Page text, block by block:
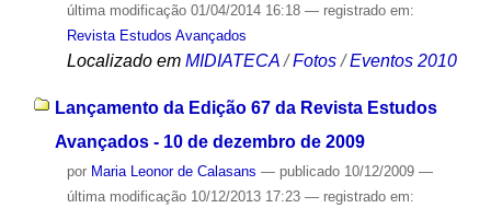
última modificação01/04/2014 16:18 — registrado em:
Revista Estudos Avançados
Localizado em MIDIATECA /Fotos /Eventos 2010
Lançamento da Edição 67 da Revista Estudos
Avançados - 10 de dezembro de 2009
por Maria Leonor de Calasans — publicado10/12/2009 —
última modificação10/12/2013 17:23 — registrado em: